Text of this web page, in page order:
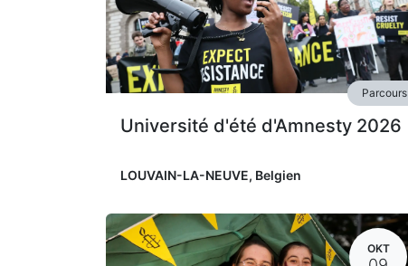
Université d'été d'Amnesty 2026
Parcours
LOUVAIN-LA-NEUVE, Belgien
OKT